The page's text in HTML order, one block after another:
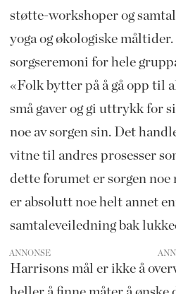
støtte-workshoper og
yoga og økologiske
sorgseremoni for hele
«Folk bytter på å gå opp til
små gaver og gi uttrykk for
noe av sorgen sin. Det
vitne til andres prosesser
dette forumet er sorgen noe
er absolutt noe helt annet
samtaleveiledning bak
ANNONSE
Harrisons mål er ikke å